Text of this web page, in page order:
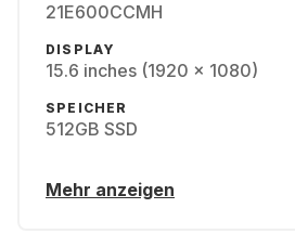
21E600CCMH
DISPLAY
15.6 inches (1920 x 1080)
SPEICHER
512GB SSD
Mehr anzeigen